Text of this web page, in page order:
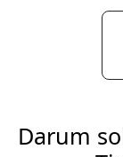
Darum